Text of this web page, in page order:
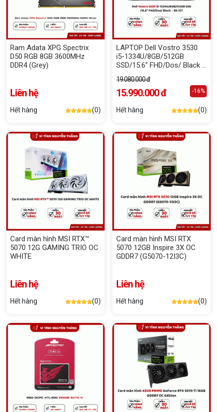
Ram Adata XPG Spectrix
D50 RGB 8GB 3600MHz
DDR4 (Grey)
Liên hệ
Hết hàng (0)
LAPTOP Dell Vostro 3530
i5-1334U/8GB/512GB
SSD/15.6" FHD/Dos/ Black -
19.080.000 đ
15.990.000 đ -16%
Hết hàng (0)
Card màn hình MSI RTX™
5070 12G GAMING TRIO OC
WHITE
Liên hệ
Hết hàng (0)
Card màn hình MSI RTX
5070 12GB Inspire 3X OC
GDDR7 (G5070-12I3C)
Liên hệ
Hết hàng (0)